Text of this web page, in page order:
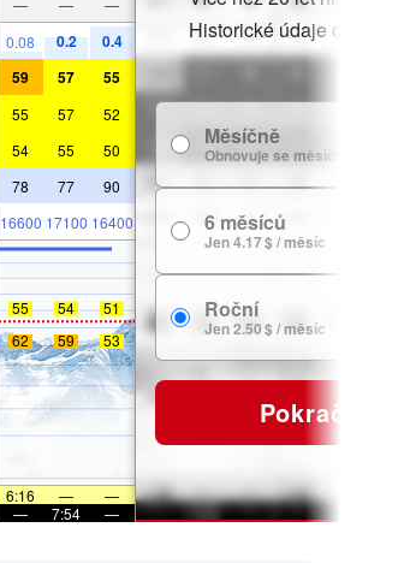
— — —
0.08 0.2 0.4
59 57 55
55 57 52
54 55 50
78 77 90
16600 17100 16400
55 54
51
62 59 53
6:16 —
—
— 7:54 —
Historické údaje o
Měsíčně
Obnovuje se měsíčně
6 měsíců
Jen 4.17 $ / měsíc
Roční
Jen 2.50 $ / měsíc
Pokračovat